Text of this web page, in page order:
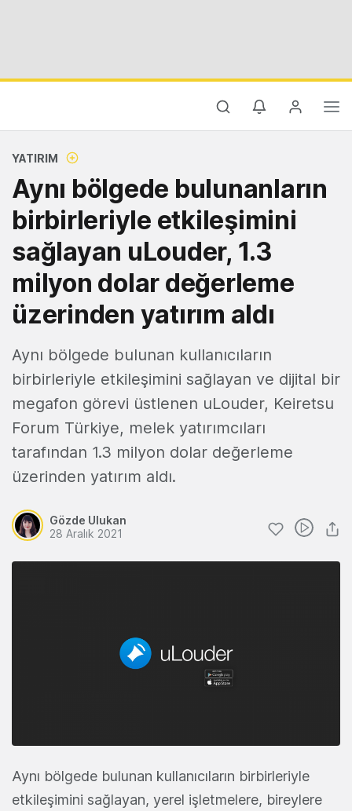
YATIRIM
Aynı bölgede bulunanların
birbirleriyle etkileşimini
sağlayan uLouder, 1.3
milyon dolar değerleme
üzerinden yatırım aldı
Aynı bölgede bulunan kullanıcıların
birbirleriyle etkileşimini sağlayan ve dijital bir
megafon görevi üstlenen uLouder, Keiretsu
Forum Türkiye, melek yatırımcıları
tarafından 1.3 milyon dolar değerleme
üzerinden yatırım aldı.
Gözde Ulukan
28 Aralık 2021
Aynı bölgede bulunan kullanıcıların birbirleriyle
etkileşimini sağlayan, yerel işletmelere, bireylere